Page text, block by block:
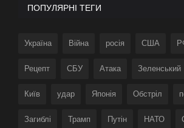
ПОПУЛЯРНІ ТЕГИ
Україна Війна росія США
Рецепт СБУ Атака Зеленський
Київ удар Японія Обстріл
Загиблі Трамп Путін НАТО